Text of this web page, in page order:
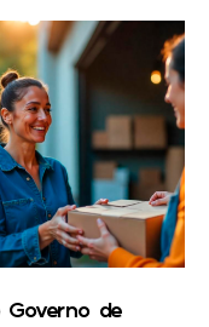
de